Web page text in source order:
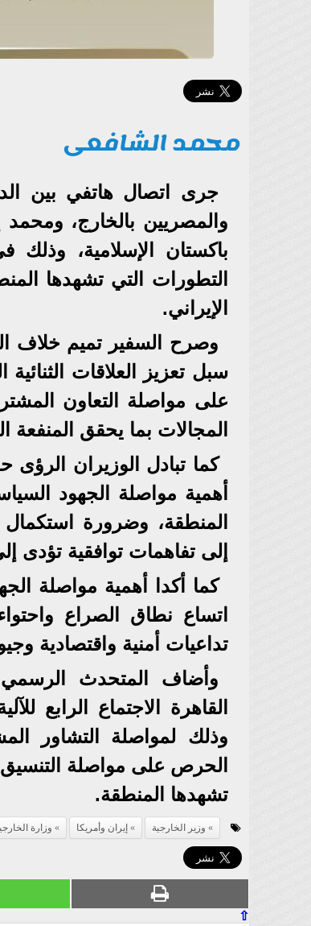
محمد الشافعى
جرى اتصال هاتفي بين
والمصريين بالخارج،
باكستان الإسلامية، وذلك
التطورات التي تشهدها
الإيراني.
وصرح السفير تميم خلاف
سبل تعزيز العلاقات
على مواصلة التعاون
المجالات بما يحقق المنفعة
كما تبادل الوزيران
أهمية مواصلة الجهود
المنطقة، وضرورة استكمال
إلى تفاهمات توافقية تؤدى
كما أكدا أهمية مواصلة
اتساع نطاق الصراع
تداعيات أمنية واقتصادية
وأضاف المتحدث الرسمي
القاهرة الاجتماع الرابع
وذلك لمواصلة التشاور
الحرص على مواصلة
تشهدها المنطقة.
وزير الخارجية إيران وأمريكا وزارة
⇧